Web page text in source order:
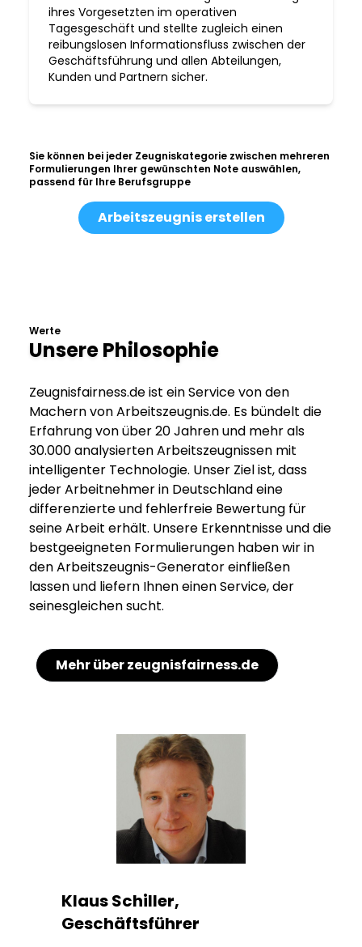
ihres Vorgesetzten im operativen
Tagesgeschäft und stellte zugleich einen
reibungslosen Informationsfluss zwischen der
Geschäftsführung und allen Abteilungen,
Kunden und Partnern sicher.
Sie können bei jeder Zeugniskategorie zwischen mehreren
Formulierungen Ihrer gewünschten Note auswählen,
passend für Ihre Berufsgruppe
Arbeitszeugnis erstellen
Werte
Unsere Philosophie
Zeugnisfairness.de ist ein Service von den
Machern von Arbeitszeugnis.de. Es bündelt die
Erfahrung von über 20 Jahren und mehr als
30.000 analysierten Arbeitszeugnissen mit
intelligenter Technologie. Unser Ziel ist, dass
jeder Arbeitnehmer in Deutschland eine
differenzierte und fehlerfreie Bewertung für
seine Arbeit erhält. Unsere Erkenntnisse und die
bestgeeigneten Formulierungen haben wir in
den Arbeitszeugnis-Generator einfließen
lassen und liefern Ihnen einen Service, der
seinesgleichen sucht.
Mehr über zeugnisfairness.de
Klaus Schiller,
Geschäftsführer